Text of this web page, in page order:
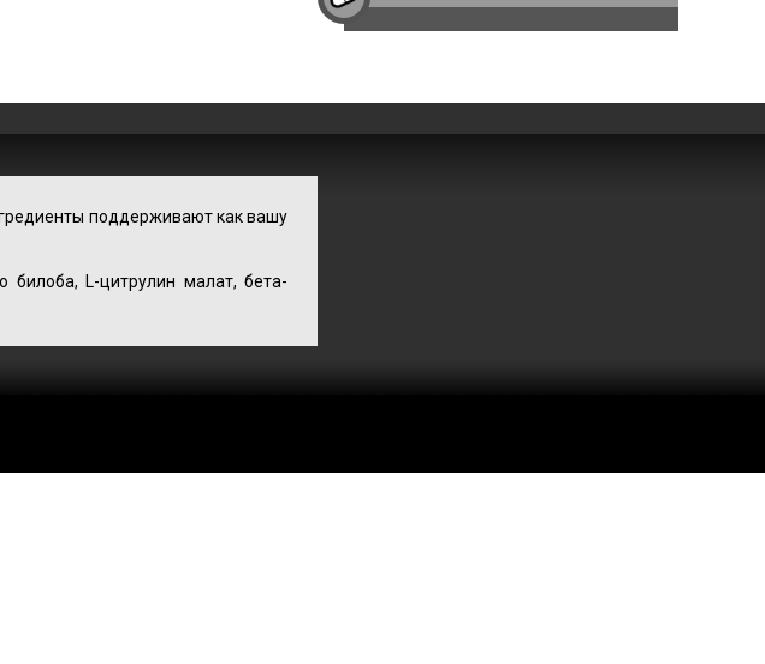
поддерживают как вашу
билоба, L-цитрулин малат, бета-